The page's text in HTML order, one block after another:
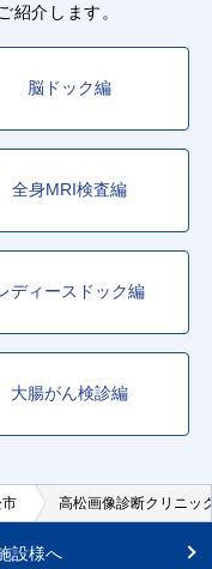
紹介します。
脳ドック編
全身MRI検査編
ディースドック編
大腸がん検診編
高松画像診断クリニッ
設様へ